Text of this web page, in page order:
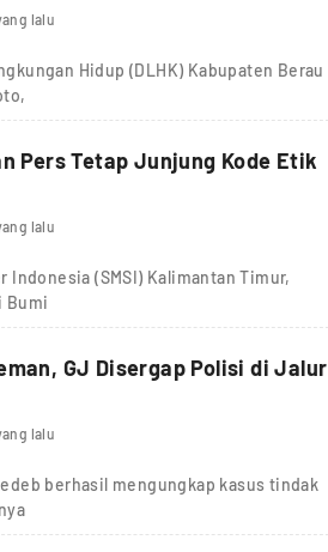
lalu
Hidup (DLHK) Kabupaten Berau
Pers Tetap Junjung Kode Etik
lalu
Indonesia (SMSI) Kalimantan Timur,
Bumi
GJ Disergap Polisi di Jalur
lalu
berhasil mengungkap kasus tindak